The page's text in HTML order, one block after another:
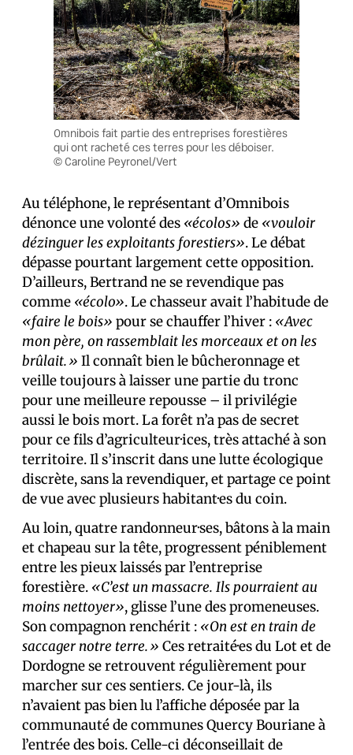
Omnibois fait partie des entreprises forestières
qui ont racheté ces terres pour les déboiser.
© Caroline Peyronel/Vert
Au téléphone, le représentant d’Omnibois
dénonce une volonté des «écolos» de «vouloir
dézinguer les exploitants forestiers». Le débat
dépasse pourtant largement cette opposition.
D’ailleurs, Bertrand ne se revendique pas
comme «écolo». Le chasseur avait l’habitude de
«faire le bois» pour se chauffer l’hiver : «Avec
mon père, on rassemblait les morceaux et on les
brûlait.» Il connaît bien le bûcheronnage et
veille toujours à laisser une partie du tronc
pour une meilleure repousse – il privilégie
aussi le bois mort. La forêt n’a pas de secret
pour ce fils d’agriculteur·ices, très attaché à son
territoire. Il s’inscrit dans une lutte écologique
discrète, sans la revendiquer, et partage ce point
de vue avec plusieurs habitant·es du coin.
Au loin, quatre randonneur·ses, bâtons à la main
et chapeau sur la tête, progressent péniblement
entre les pieux laissés par l’entreprise
forestière. «C’est un massacre. Ils pourraient au
moins nettoyer», glisse l’une des promeneuses.
Son compagnon renchérit : «On est en train de
saccager notre terre.» Ces retraité·es du Lot et de
Dordogne se retrouvent régulièrement pour
marcher sur ces sentiers. Ce jour-là, ils
n’avaient pas bien lu l’affiche déposée par la
communauté de communes Quercy Bouriane à
l’entrée des bois. Celle-ci déconseillait de